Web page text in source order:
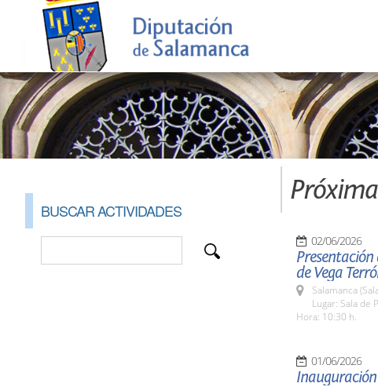
BUSCAR ACTIVIDADES
02/06/2026
de Vega
Salamanca
Lugar: Sala de
Hora: 10:30 h.
01/06/2026
Inauguración